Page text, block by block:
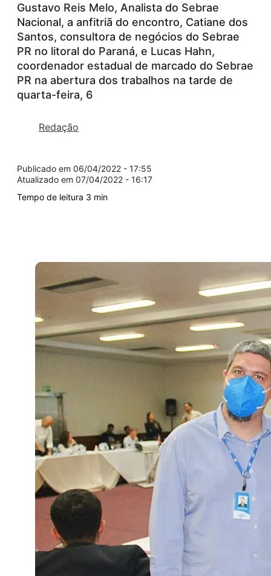
Gustavo Reis Melo, Analista do Sebrae
Nacional, a anfitriã do encontro, Catiane dos
Santos, consultora de negócios do Sebrae
PR no litoral do Paraná, e Lucas Hahn,
coordenador estadual de marcado do Sebrae
PR na abertura dos trabalhos na tarde de
quarta-feira, 6
Redação
06/04/2022 - 17:55
07/04/2022 - 16:17